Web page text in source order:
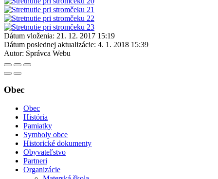
Dátum vloženia: 21. 12. 2017 15:19
Dátum poslednej aktualizácie: 4. 1. 2018 15:39
Autor: Správca Webu
Obec
Obec
História
Pamiatky
Symboly obce
Historické dokumenty
Obyvateľstvo
Partneri
Organizácie